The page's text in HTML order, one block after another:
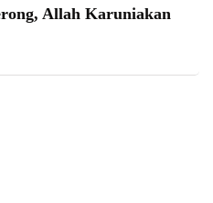
Allah Karuniakan